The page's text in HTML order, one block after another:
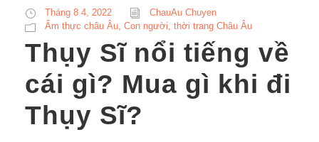
Tháng 8 4, 2022
ChauAu Chuyen
Ẩm thực châu Âu Con người, thời trang Châu Âu
Thụy Sĩ nổi tiếng về
cái gì? Mua gì khi đi
Thụy Sĩ?